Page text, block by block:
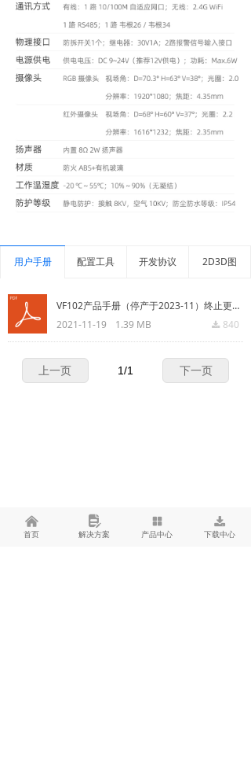
用户手册 配置工具 开发协议 2D3D图
VF102产品手册（停产于2023-11）终止更新.pdf
끂 840
2021-11-19 1.39 MB
上一页 下一页
1/1
낀
首页
넖
解决方案
넒
产品中心
끂
下载中心